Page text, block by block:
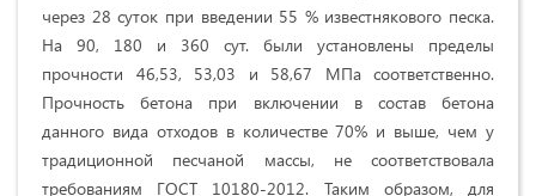
через 28 суток при введении 55 % известнякового песка.
На 90, 180 и 360 сут. были установлены пределы
прочности 46,53, 53,03 и 58,67 МПа соответственно.
Прочность бетона при включении в состав бетона
данного вида отходов в количестве 70% и выше, чем у
традиционной песчаной массы, не соответствовала
требованиям ГОСТ 10180-2012. Таким образом, для